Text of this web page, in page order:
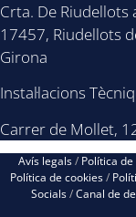
Crta. De Riudellots
17457, Riudellots
Girona
Instal·lacions
Carrer de Mollet,
Avís legals/ Política
Política de cookies/
Socials/Canal de